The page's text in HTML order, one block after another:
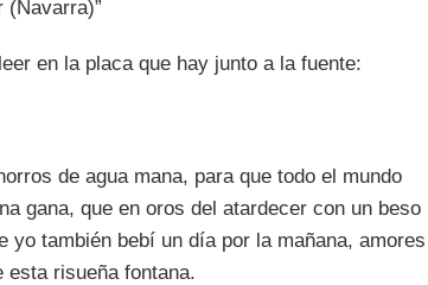
(Navarra)”
en la placa que hay junto a la fuente:
de agua mana, para que todo el mundo
gana, que en oros del atardecer con un beso
yo también bebí un día por la mañana, amores
esta risueña fontana.